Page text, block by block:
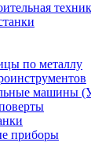
по металлу
машины
приборы